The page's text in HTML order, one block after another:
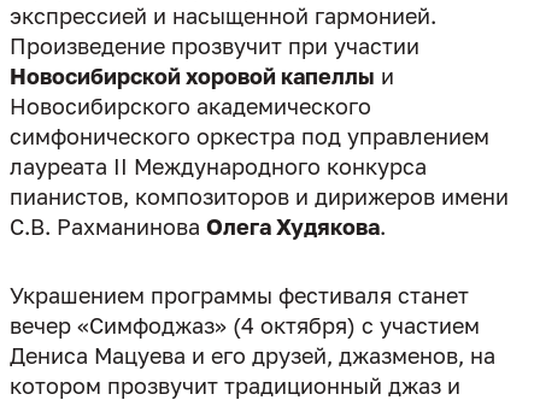
экспрессией и насыщенной гармонией.
Произведение прозвучит при участии
Новосибирской хоровой капеллы и
Новосибирского академического
симфонического оркестра под управлением
лауреата II Международного конкурса
пианистов, композиторов и дирижеров имени
С.В. Рахманинова Олега Худякова
Украшением программы фестиваля станет
вечер «Симфоджаз» (4 октября) с участием
Дениса Мацуева и его друзей, джазменов, на
котором прозвучит традиционный джаз и